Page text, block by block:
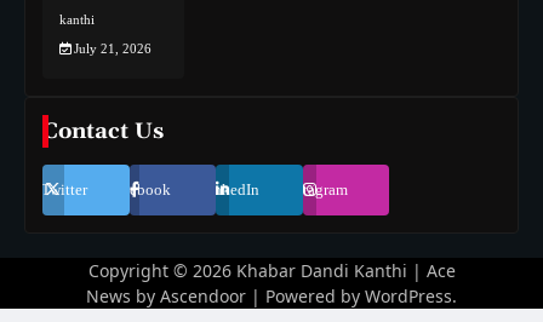
kanthi
July 21, 2026
Contact Us
Twitter Facebook LinkedIn Instagram
Copyright © 2026 Khabar Dandi Kanthi | Ace
News by Ascendoor | Powered by WordPress.